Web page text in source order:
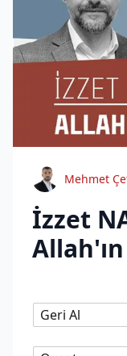
Mehmet
İzzet
Geri Al